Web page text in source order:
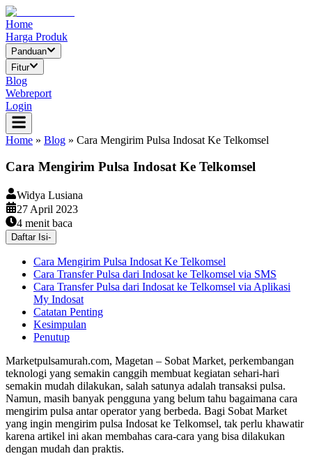
Home
Harga Produk
Panduan
Fitur
Blog
Webreport
Login
Home » Blog » Cara Mengirim Pulsa Indosat Ke Telkomsel
Cara Mengirim Pulsa Indosat Ke Telkomsel
Widya Lusiana
27 April 2023
4 menit baca
Daftar Isi-
Cara Mengirim Pulsa Indosat Ke Telkomsel
Cara Transfer Pulsa dari Indosat ke Telkomsel via SMS
Cara Transfer Pulsa dari Indosat ke Telkomsel via Aplikasi
My Indosat
Catatan Penting
Kesimpulan
Penutup
Marketpulsamurah.com, Magetan – Sobat Market, perkembangan
teknologi yang semakin canggih membuat kegiatan sehari-hari
semakin mudah dilakukan, salah satunya adalah transaksi pulsa.
Namun, masih banyak pengguna yang belum tahu bagaimana cara
mengirim pulsa antar operator yang berbeda. Bagi Sobat Market
yang ingin mengirim pulsa Indosat ke Telkomsel, tak perlu khawatir
karena artikel ini akan membahas cara-cara yang bisa dilakukan
dengan mudah dan praktis.